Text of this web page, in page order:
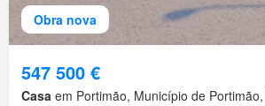
Obra nova
547 500 €
Casa em Portimão, Município de